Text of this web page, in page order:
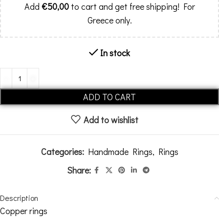
Add €50,00to cart and get free shipping! For
Greece only.
In stock
ADD TO CART
Add to wishlist
Categories: Handmade Rings, Rings
Share:
Description
Copper rings